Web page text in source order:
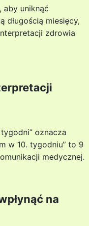
aby uniknąć
długością miesięcy,
zdrowia
oznacza
w 10. tygodniu” to 9
medycznej.
na